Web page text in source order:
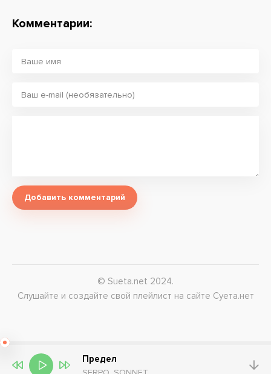
Комментарии:
Добавить комментарий
© Sueta.net 2024.
Слушайте и создайте свой плейлист на сайте Суета.нет
Предел